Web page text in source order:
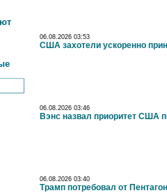
06.08.2026 03:53
США захотели ускоренно
06.08.2026 03:46
Вэнс назвал приоритет США
06.08.2026 03:40
Трамп потребовал от